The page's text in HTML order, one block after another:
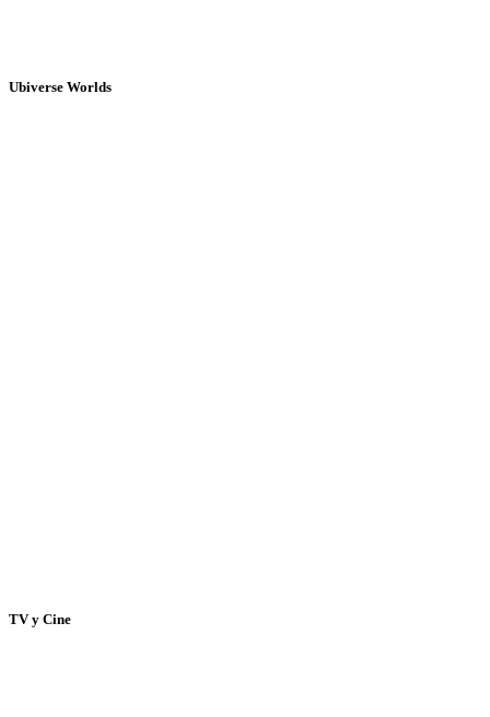
Ubiverse Worlds
TV y Cine